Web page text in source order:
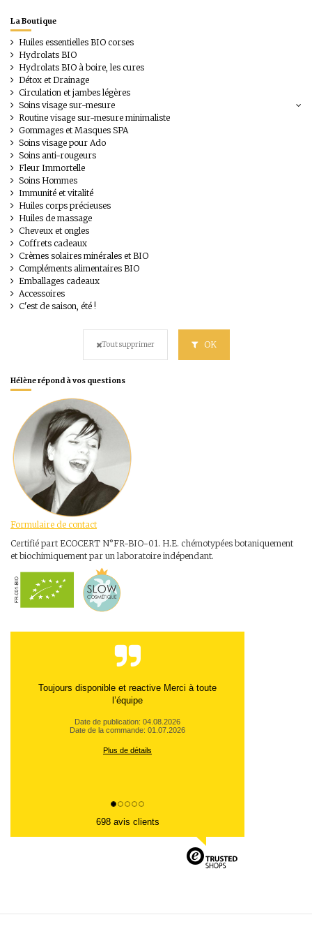
La Boutique
Huiles essentielles BIO corses
Hydrolats BIO
Hydrolats BIO à boire, les cures
Détox et Drainage
Circulation et jambes légères
Soins visage sur-mesure
Routine visage sur-mesure minimaliste
Gommages et Masques SPA
Soins visage pour Ado
Soins anti-rougeurs
Fleur Immortelle
Soins Hommes
Immunité et vitalité
Huiles corps précieuses
Huiles de massage
Cheveux et ongles
Coffrets cadeaux
Crèmes solaires minérales et BIO
Compléments alimentaires BIO
Emballages cadeaux
Accessoires
C'est de saison, été !
Tout supprimer OK
Hélène répond à vos questions
Formulaire de contact
Certifié part ECOCERT N°FR-BIO-01. H.E. chémotypées botaniquement
et biochimiquement par un laboratoire indépendant.
Toujours disponible et reactive Merci à toute
l’équipe
Date de publication: 04.08.2026
Date de la commande: 01.07.2026
Plus de détails
698 avis clients